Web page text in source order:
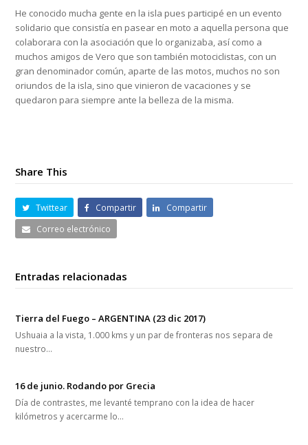
He conocido mucha gente en la isla pues participé en un evento
solidario que consistía en pasear en moto a aquella persona que
colaborara con la asociación que lo organizaba, así como a
muchos amigos de Vero que son también motociclistas, con un
gran denominador común, aparte de las motos, muchos no son
oriundos de la isla, sino que vinieron de vacaciones y se
quedaron para siempre ante la belleza de la misma.
Share This
Twittear Compartir
Compartir
Correo electrónico
Entradas relacionadas
Tierra del Fuego – ARGENTINA (23 dic 2017)
Ushuaia a la vista, 1.000 kms y un par de fronteras nos separa de
nuestro…
16 de junio. Rodando por Grecia
Día de contrastes, me levanté temprano con la idea de hacer
kilómetros y acercarme lo…